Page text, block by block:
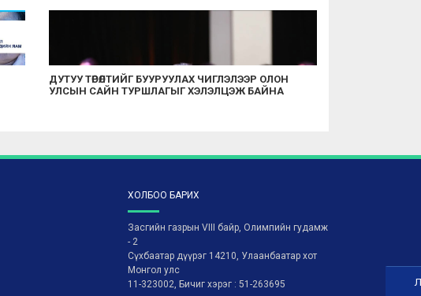
ДУТУУ ТӨРӨЛТИЙГ БУУРУУЛАХ ЧИГЛЭЛЭЭР ОЛОН
УЛСЫН САЙН ТУРШЛАГЫГ ХЭЛЭЛЦЭЖ БАЙНА
ХОЛБОО БАРИХ
Засгийн газрын VIII байр, Олимпийн гудамж
- 2
Сүхбаатар дүүрэг 14210, Улаанбаатар хот
Монгол улс
11-323002, Бичиг хэрэг : 51-263695